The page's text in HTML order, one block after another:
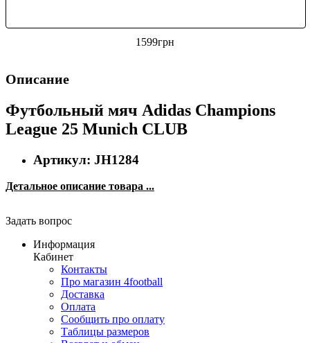
1599грн
Описание
Футбольный мяч Adidas Champions
League 25 Munich CLUB
Артикул: JH1284
Детальное описание товара ...
Задать вопрос
Информация
Кабинет
Контакты
Про магазин 4football
Доставка
Оплата
Сообщить про оплату
Таблицы размеров